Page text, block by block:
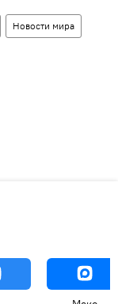
Новости мира